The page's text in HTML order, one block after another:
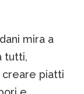
mira a
tutti,
piatti